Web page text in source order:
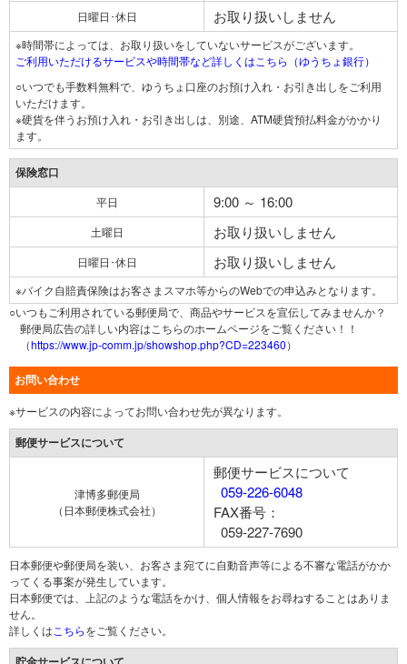
日曜日･休日 お取り扱いしません
※時間帯によっては、お取り扱いをしていないサービスがございます。
ご利用いただけるサービスや時間帯など詳しくはこちら（ゆうちょ銀行）
○いつでも手数料無料で、ゆうちょ口座のお預け入れ・お引き出しをご利用
いただけます。
※硬貨を伴うお預け入れ・お引き出しは、別途、ATM硬貨預払料金がかかり
ます。
保険窓口
平日 9:00 ～ 16:00
土曜日 お取り扱いしません
日曜日･休日 お取り扱いしません
※バイク自賠責保険はお客さまスマホ等からのWebでの申込みとなります。
○いつもご利用されている郵便局で、商品やサービスを宣伝してみませんか？
郵便局広告の詳しい内容はこちらのホームページをご覧ください！！
（https://www.jp-comm.jp/showshop.php?CD=223460）
お問い合わせ
※サービスの内容によってお問い合わせ先が異なります。
郵便サービスについて
津博多郵便局
（日本郵便株式会社）
郵便サービスについて
059-226-6048
FAX番号：
059-227-7690
日本郵便や郵便局を装い、お客さま宛てに自動音声等による不審な電話がかか
ってくる事案が発生しています。
日本郵便では、上記のような電話をかけ、個人情報をお尋ねすることはありま
せん。
詳しくは こちらをご覧ください。